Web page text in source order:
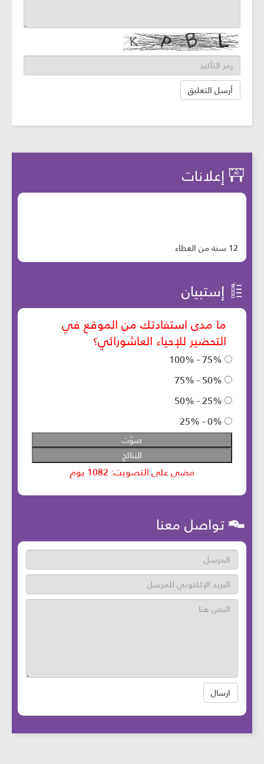
إعلانات
12 سنة من العطاء
إستبيان
تواصل معنا
ارسال